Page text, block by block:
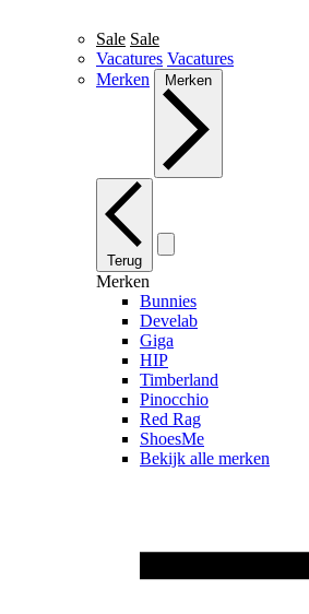
Sale Sale
Vacatures Vacatures
Merken
Merken
Terug
Merken
Bunnies
Develab
Giga
HIP
Timberland
Pinocchio
Red Rag
ShoesMe
Bekijk alle merken